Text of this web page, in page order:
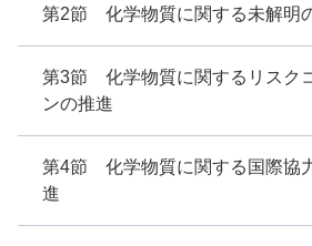
第2節 化学物質に関する未解明
第3節 化学物質に関するリスク
ンの推進
第4節 化学物質に関する国際協
進